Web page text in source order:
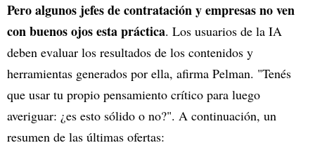
Pero algunos jefes de contratación y empresas no ven
con buenos ojos esta práctica. Los usuarios de la IA
deben evaluar los resultados de los contenidos y
herramientas generados por ella, afirma Pelman. "Tenés
que usar tu propio pensamiento crítico para luego
averiguar: ¿es esto sólido o no?". A continuación, un
resumen de las últimas ofertas: